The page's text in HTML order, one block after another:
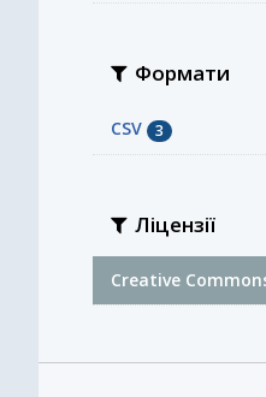
Формати
CSV 3
Ліцензії
Creative